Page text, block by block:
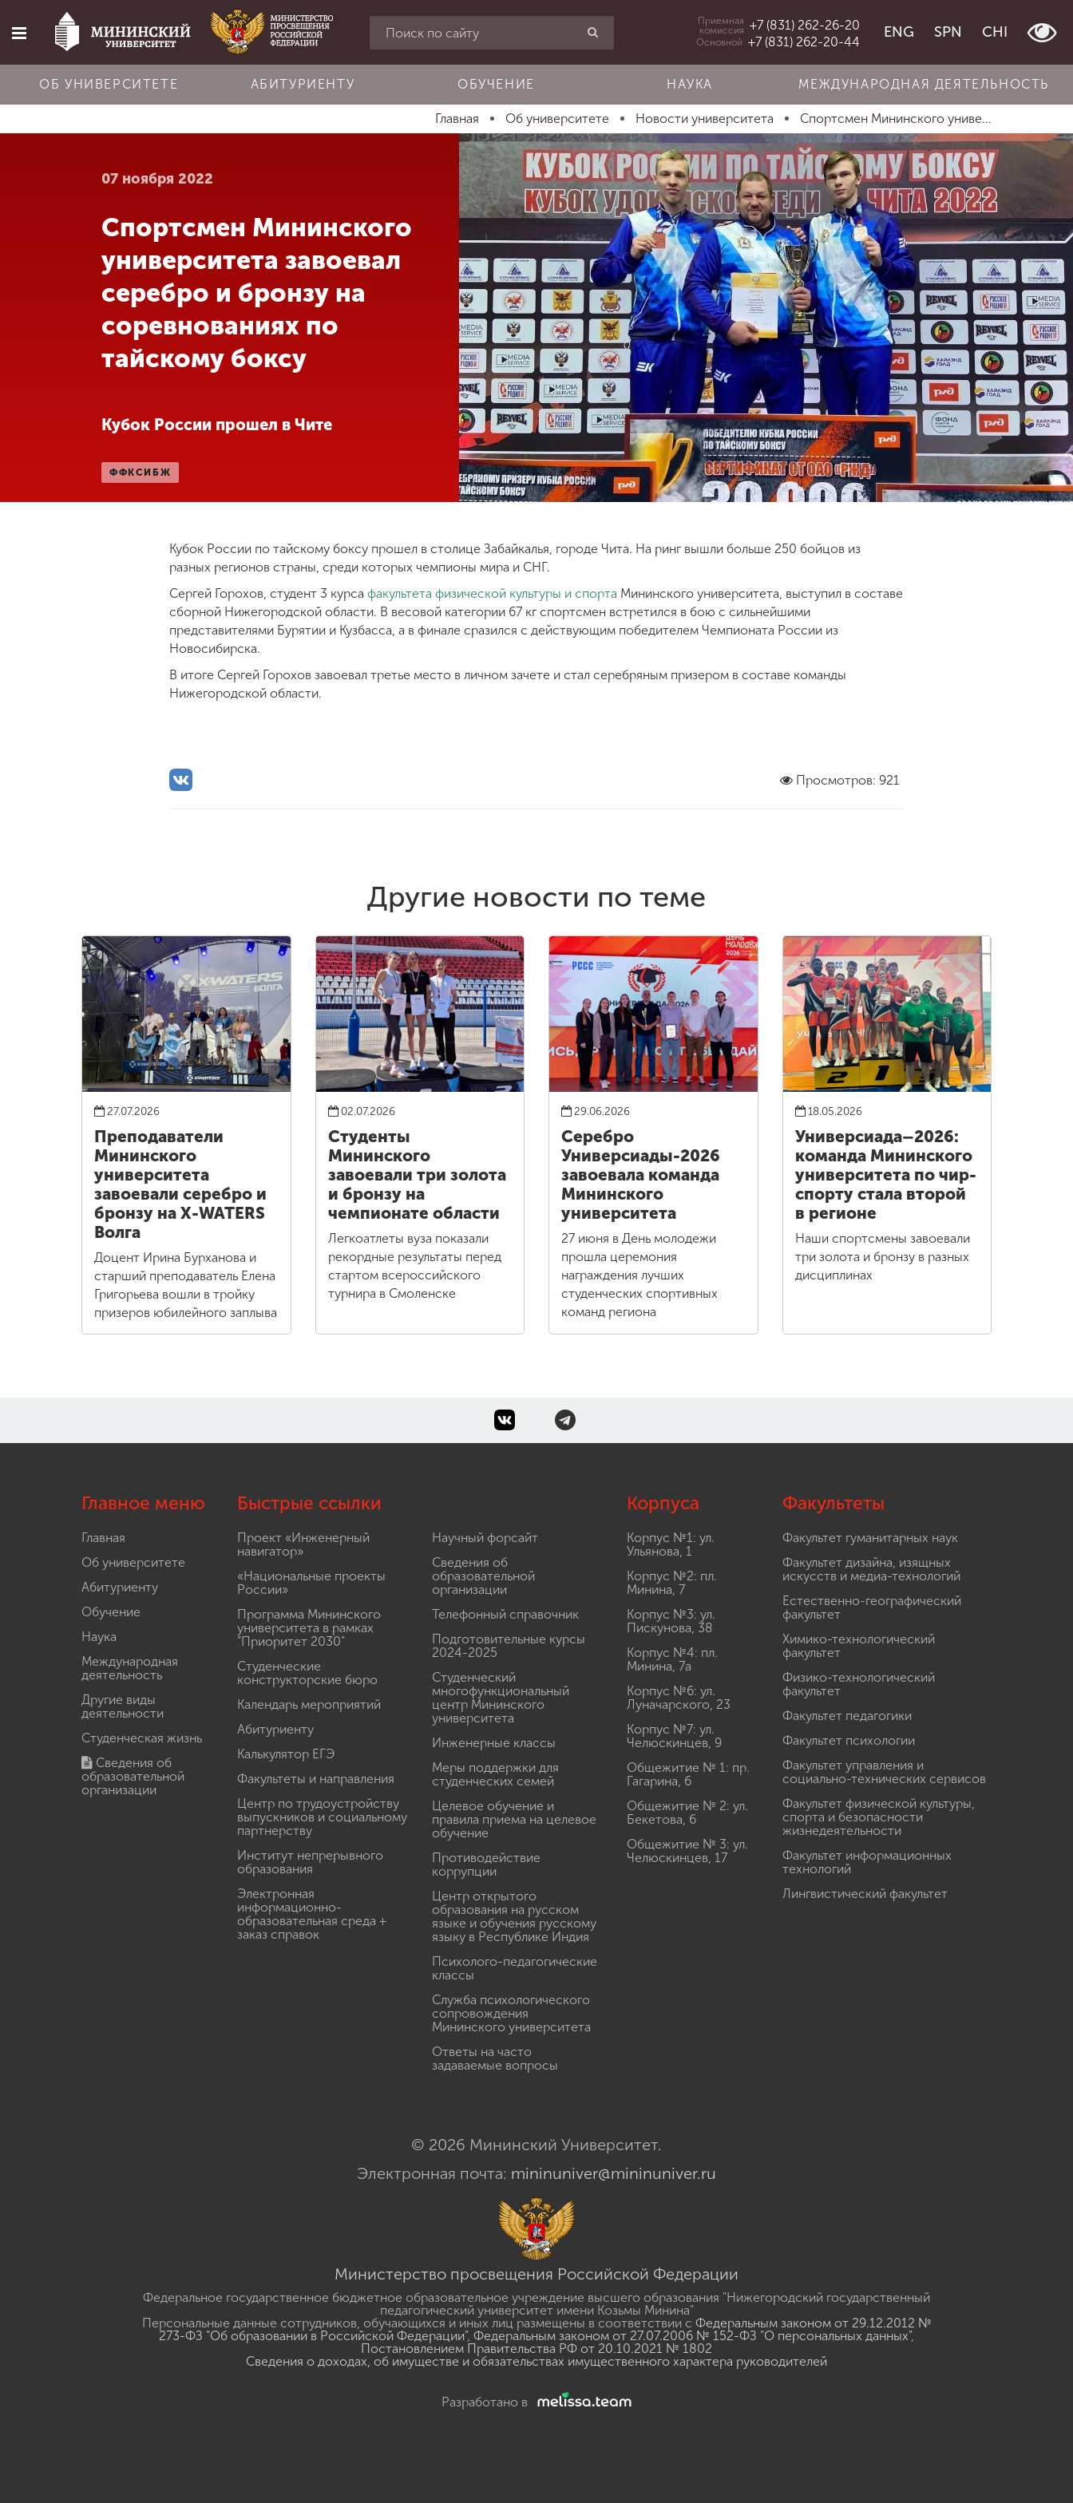
Главная
Об университете
Абитуриенту
Обучение
деятельности
Приемная
комиссия +7 (831) 262-26-20
Основной +7 (831) 262-20-44
ENG SPN CHI
ОБ УНИВЕРСИТЕТЕ АБИТУРИЕНТУ ОБУЧЕНИЕ НАУКА МЕЖДУНАРОДНАЯ ДЕЯТЕЛЬНОСТЬ
Главная Об университете Новости университета Спортсмен Мининского униве...
07 ноября 2022
Спортсмен Мининского
университета завоевал
серебро и бронзу на
соревнованиях по
тайскому боксу
Кубок России прошел в Чите
ФФКСИБЖ
Кубок России по тайскому боксу прошел в столице Забайкалья, городе Чита. На ринг вышли больше 250 бойцов из
разных регионов страны, среди которых чемпионы мира и СНГ.
Сергей Горохов, студент 3 курса факультета физической культуры и спорта Мининского университета, выступил в составе
сборной Нижегородской области. В весовой категории 67 кг спортсмен встретился в бою с сильнейшими
представителями Бурятии и Кузбасса, а в финале сразился с действующим победителем Чемпионата России из
Новосибирска.
В итоге Сергей Горохов завоевал третье место в личном зачете и стал серебряным призером в составе команды
Нижегородской области.
Просмотров: 921
Другие новости по теме
27.07.2026
Преподаватели
Мининского
университета
завоевали серебро и
бронзу на X-WATERS
Волга
Доцент Ирина Бурханова и
старший преподаватель Елена
Григорьева вошли в тройку
призеров юбилейного заплыва
02.07.2026
Студенты
Мининского
завоевали три золота
и бронзу на
чемпионате области
Легкоатлеты вуза показали
рекордные результаты перед
стартом всероссийского
турнира в Смоленске
29.06.2026
Серебро
Универсиады-2026
завоевала команда
Мининского
университета
27 июня в День молодежи
прошла церемония
награждения лучших
студенческих спортивных
команд региона
18.05.2026
Универсиада–2026:
команда Мининского
университета по чир-
спорту стала второй
в регионе
Наши спортсмены завоевали
три золота и бронзу в разных
дисциплинах
Главное меню
Главная
Об университете
Абитуриенту
Обучение
Наука
Международная
деятельность
Другие виды
деятельности
Студенческая жизнь
Сведения об
образовательной
организации
Быстрые ссылки
Проект «Инженерный
навигатор»
«Национальные проекты
России»
Программа Мининского
университета в рамках
"Приоритет 2030"
Студенческие
конструкторские бюро
Календарь мероприятий
Абитуриенту
Калькулятор ЕГЭ
Факультеты и направления
Центр по трудоустройству
выпускников и социальному
партнерству
Институт непрерывного
образования
Электронная
информационно-
образовательная среда +
заказ справок
Научный форсайт
Сведения об
образовательной
организации
Телефонный справочник
Подготовительные курсы
2024-2025
Студенческий
многофункциональный
центр Мининского
университета
Инженерные классы
Меры поддержки для
студенческих семей
Целевое обучение и
правила приема на целевое
обучение
Противодействие
коррупции
Центр открытого
образования на русском
языке и обучения русскому
языку в Республике Индия
Психолого-педагогические
классы
Служба психологического
сопровождения
Мининского университета
Ответы на часто
задаваемые вопросы
Корпуса
Корпус №1: ул.
Ульянова, 1
Корпус №2: пл.
Минина, 7
Корпус №3: ул.
Пискунова, 38
Корпус №4: пл.
Минина, 7а
Корпус №6: ул.
Луначарского, 23
Корпус №7: ул.
Челюскинцев, 9
Общежитие № 1: пр.
Гагарина, 6
Общежитие № 2: ул.
Бекетова, 6
Общежитие № 3: ул.
Челюскинцев, 17
Факультеты
Факультет гуманитарных наук
Факультет дизайна, изящных
искусств и медиа-технологий
Естественно-географический
факультет
Химико-технологический
факультет
Физико-технологический
факультет
Факультет педагогики
Факультет психологии
Факультет управления и
социально-технических сервисов
Факультет физической культуры,
спорта и безопасности
жизнедеятельности
Факультет информационных
технологий
Лингвистический факультет
© 2026 Мининский Университет.
Электронная почта: mininuniver@mininuniver.ru
Министерство просвещения Российской Федерации
Федеральное государственное бюджетное образовательное учреждение высшего образования "Нижегородский государственный
педагогический университет имени Козьмы Минина"
Персональные данные сотрудников, обучающихся и иных лиц размещены в соответствии с Федеральным законом от 29.12.2012 №
273-ФЗ "Об образовании в Российской Федерации", Федеральным законом от 27.07.2006 № 152-ФЗ "О персональных данных",
Постановлением Правительства РФ от 20.10.2021 № 1802
Сведения о доходах, об имуществе и обязательствах имущественного характера руководителей
Разработано в